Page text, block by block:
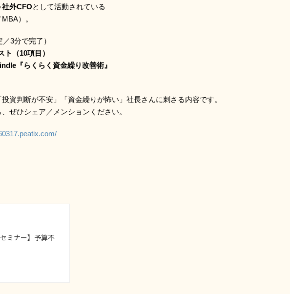
社外CFOとして活動されている
）。
3分で完了）
（10項目）
『らくらく資金繰り改善術』
資判断が不安」「資金繰りが怖い」社長さんに刺さる内容です。
ぜひシェア／メンションください。
ミナー】予算不